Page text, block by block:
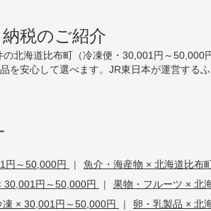
税のご紹介
北海道比布町（冷凍便・30,001円～
を安心して選べます。JR東日本が運営するふ
円～50,000円 | 魚介・海産物 × 北海道比布
30,001円～50,000円
| 果物・フルーツ × 北
× 30,001円～50,000円
| 卵・乳製品 × 北